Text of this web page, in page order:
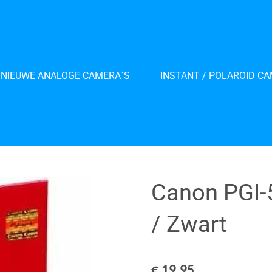
NIEUWE ANALOGE CAMERA`S INSTANT / POLAROID
Canon
/ Zwart